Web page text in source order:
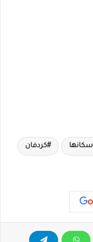
سكانها كردفان